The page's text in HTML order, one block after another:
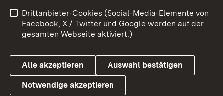
Link zum Landesportal
Benutzungshinweise
Barrierefreiheit
Datenschutz
Cookies
Drittanbieter-Cookies (Social-Media-Elemente von
Facebook, X / Twitter und Google werden auf der
gesamten Webseite aktiviert.)
Alle akzeptieren Auswahl bestätigen
Notwendige akzeptieren